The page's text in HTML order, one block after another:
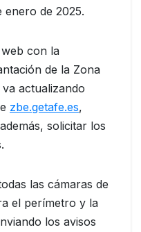
enero de 2025.
con la
de la Zona
va actualizando
zbe.getafe.es,
solicitar los
las cámaras de
el perímetro y la
los avisos